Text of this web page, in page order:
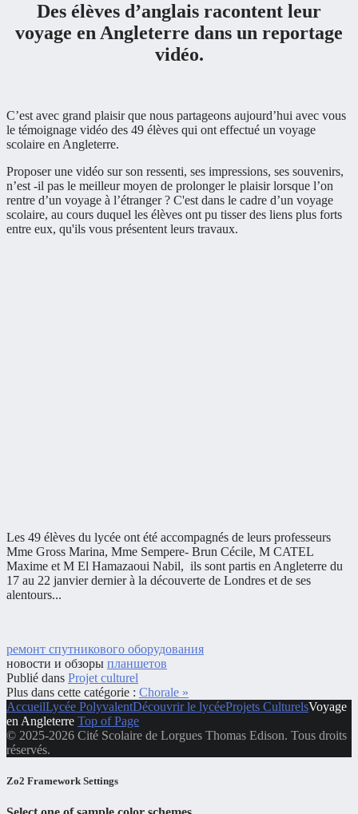
Des élèves d’anglais racontent leur
voyage en Angleterre dans un reportage
vidéo.
C’est avec grand plaisir que nous partageons aujourd’hui avec vous
le témoignage vidéo des 49 élèves qui ont effectué un voyage
scolaire en Angleterre.
Proposer une vidéo sur son ressenti, ses impressions, ses souvenirs,
n’est -il pas le meilleur moyen de prolonger le plaisir lorsque l’on
rentre d’un voyage à l’étranger ? C'est dans le cadre d’un voyage
scolaire, au cours duquel les élèves ont pu tisser des liens plus forts
entre eux, qu'ils vous présentent leurs travaux.
Les 49 élèves du lycée ont été accompagnés de leurs professeurs
Mme Gross Marina, Mme Sempere- Brun Cécile, M CATEL
Maxime et M El Hamazaoui Nabil, ils sont partis en Angleterre du
17 au 22 janvier dernier à la découverte de Londres et de ses
alentours...
ремонт спутникового оборудования
новости и обзоры планшетов
Publié dans Projet culturel
Plus dans cette catégorie : Chorale »
AccueilLycée PolyvalentDécouvrir le lycéeProjets CulturelsVoyage
en Angleterre Top of Page
© 2025-2026 Cité Scolaire de Lorgues Thomas Edison. Tous droits
réservés.
Zo2 Framework Settings